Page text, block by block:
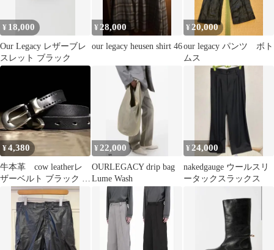
¥ 18,000
Our Legacy レザーブレ
スレット ブラック
¥ 28,000
our legacy heusen shirt 46
¥ 20,000
our legacy パンツ ボト
ムス
¥4,380
牛本革 cow leatherレ
ザーベルト ブラック シ
ルバー金具
¥ 22,000
OURLEGACY drip bag
Lume Wash
¥ 24,000
nakedgauge ウールスリ
ータックスラックス